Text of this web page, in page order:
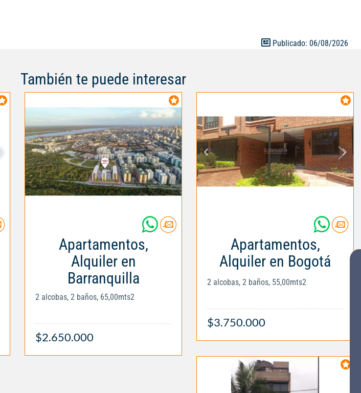
Publicado: 06/08/2026
También te puede interesar
Apartamentos,
Alquiler en
Barranquilla
2 alcobas, 2 baños, 65,00mts2
$2.650.000
Apartamentos,
Alquiler en Bogotá
2 alcobas, 2 baños, 55,00mts2
$3.750.000